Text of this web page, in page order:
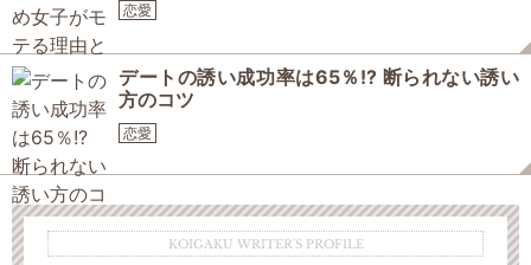
恋愛
デートの誘い成功率は65％!? 断られない誘い
方のコツ
恋愛
KOIGAKU WRITER'S PROFILE